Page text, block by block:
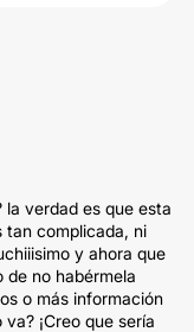
la verdad es que esta
tan complicada, ni
y ahora que
de no habérmela
o más información
¡Creo que sería